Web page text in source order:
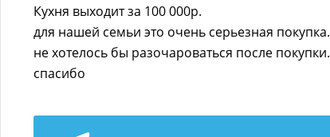
Кухня выходит за 100 000р.
для нашей семьи это очень серьезная покупка.
не хотелось бы разочароваться после покупки.
спасибо